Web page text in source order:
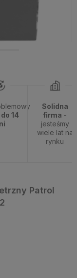
do 14
Solidna
firma -
jesteśmy
wiele lat na
rynku
Patrol